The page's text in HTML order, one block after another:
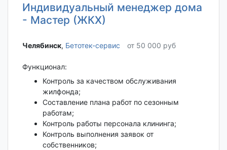
Индивидуальный менеджер дома
- Мастер (ЖКХ)
Челябинск‎, Бетотек-сервис от 50 000 руб
Функционал:
Контроль за качеством обслуживания
жилфонда;
Составление плана работ по сезонным
работам;
Контроль работы персонала клининга;
Контроль выполнения заявок от
собственников;